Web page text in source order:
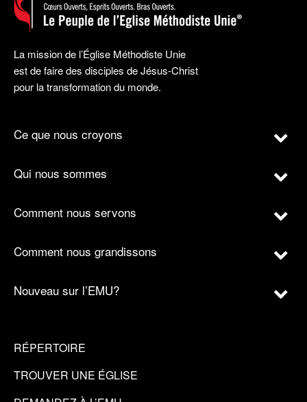
La mission de l’Église Méthodiste Unie
est de faire des disciples de Jésus-Christ
pour la transformation du monde.
Ce que nous croyons
Qui nous sommes
Comment nous servons
Comment nous grandissons
Nouveau sur l’EMU?
RÉPERTOIRE
TROUVER UNE ÉGLISE